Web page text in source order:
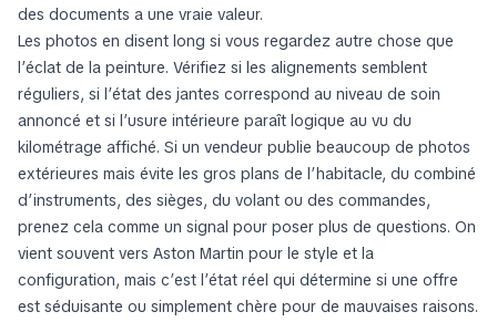
des documents a une vraie valeur.
Les photos en disent long si vous regardez autre chose que
l’éclat de la peinture. Vérifiez si les alignements semblent
réguliers, si l’état des jantes correspond au niveau de soin
annoncé et si l’usure intérieure paraît logique au vu du
kilométrage affiché. Si un vendeur publie beaucoup de photos
extérieures mais évite les gros plans de l’habitacle, du combiné
d’instruments, des sièges, du volant ou des commandes,
prenez cela comme un signal pour poser plus de questions. On
vient souvent vers Aston Martin pour le style et la
configuration, mais c’est l’état réel qui détermine si une offre
est séduisante ou simplement chère pour de mauvaises raisons.